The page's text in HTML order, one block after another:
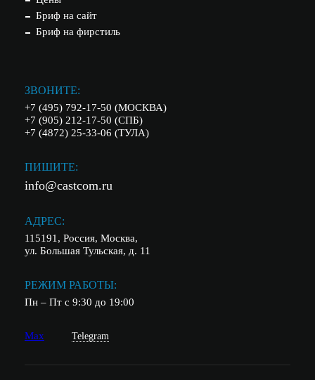
Бриф на сайт
Бриф на фирстиль
ЗВОНИТЕ:
+7 (495) 792-17-50 (МОСКВА)
+7 (905) 212-17-50 (СПБ)
+7 (4872) 25-33-06 (ТУЛА)
ПИШИТЕ:
info@castcom.ru
АДРЕС:
115191, Россия, Москва,
ул. Большая Тульская, д. 11
РЕЖИМ РАБОТЫ:
Пн – Пт с 9:30 до 19:00
Max Telegram